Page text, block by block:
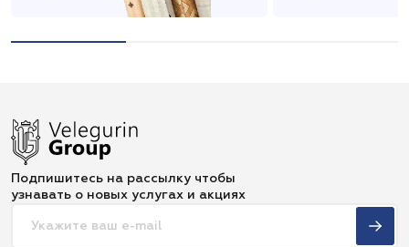
Подпишитесь на рассылку чтобы
узнавать о новых услугах и акциях